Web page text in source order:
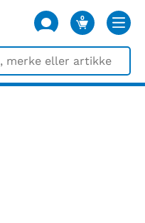
0
VARER